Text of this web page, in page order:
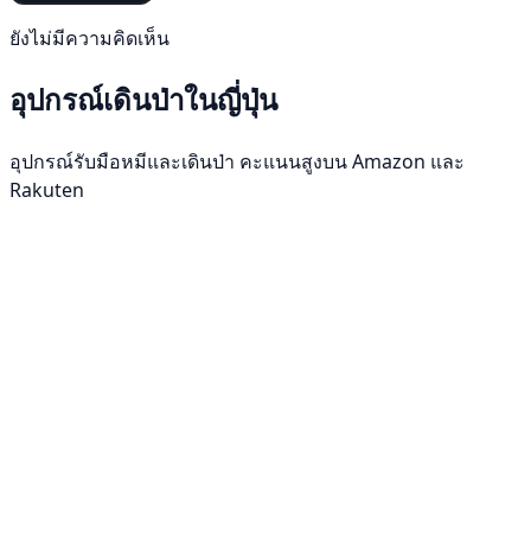
ยังไม่มีความคิดเห็น
อุปกรณ์เดินป่าในญี่ปุ่น
อุปกรณ์รับมือหมีและเดินป่า คะแนนสูงบน Amazon และ
Rakuten